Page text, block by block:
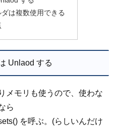
は複数使用できる
Unlaod する
メモリも使うので、使わな
ら
を呼ぶ。(らしいんだけ